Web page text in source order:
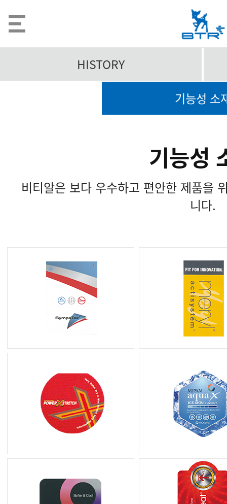
HISTORY
기능성 소
기능성
비티알은 보다 우수하고 편안한 제품을
니다.